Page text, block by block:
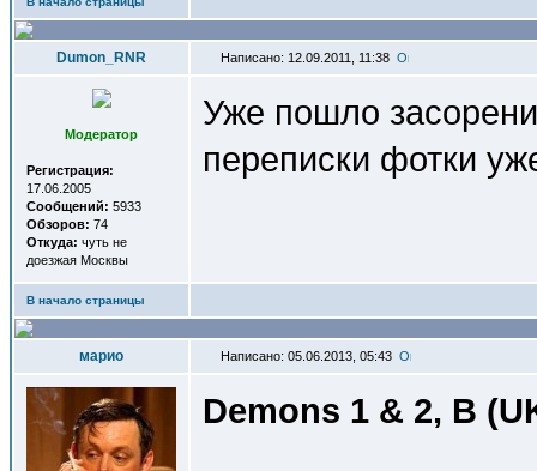
Dumon_RNR Написано: 12.09.2011, 11:38
Модератор
Регистрация:
17.06.2005
Сообщений: 5933
Обзоров: 74
Откуда: чуть не
доезжая Москвы
Уже пошло
переписки фотки
В начало страницы
марио Написано: 05.06.2013, 05:43
Demons 1 & 2, B